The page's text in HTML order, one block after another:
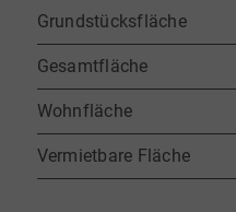
Grundstücksfläche
Gesamtfläche
Wohnfläche
Vermietbare Fläche